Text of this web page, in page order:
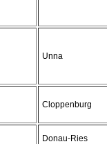
Unna
Cloppenburg
Donau-Ries